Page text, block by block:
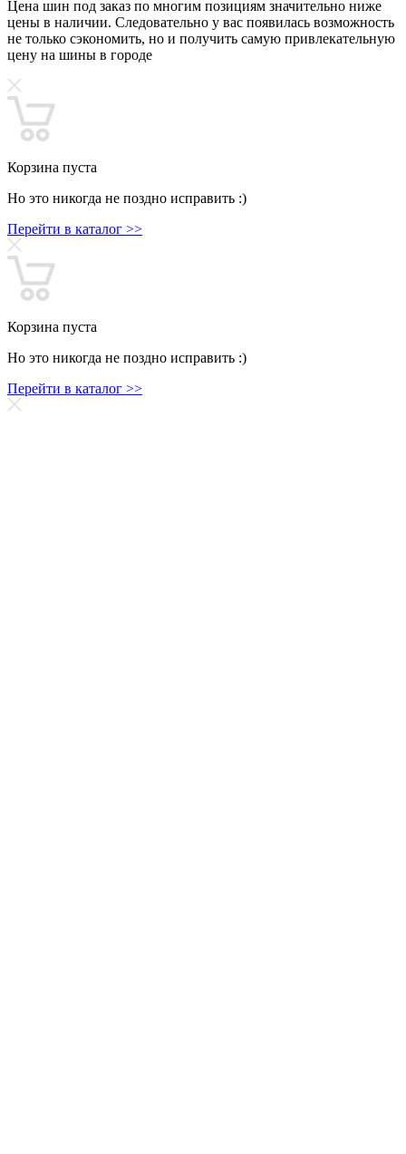
Цена шин под заказ по многим позициям значительно ниже
цены в наличии. Следовательно у вас появилась возможность
не только сэкономить, но и получить самую привлекательную
цену на шины в городе
Корзина пуста
Но это никогда не поздно исправить :)
Перейти в каталог >>
Корзина пуста
Но это никогда не поздно исправить :)
Перейти в каталог >>